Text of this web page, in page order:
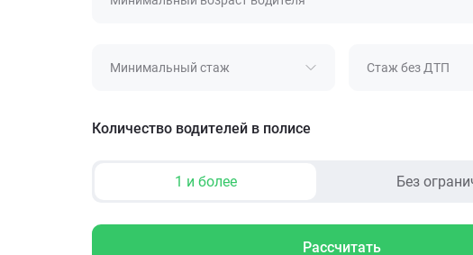
Минимальный стаж Стаж без ДТП
Количество водителей в полисе
1 и более Без
Рассчитать